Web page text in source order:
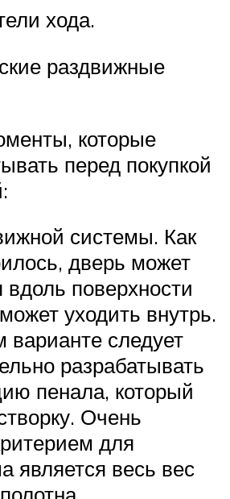
хода.
раздвижные
которые
перед покупкой
системы. Как
дверь может
вдоль поверхности
уходить внутрь.
варианте следует
разрабатывать
пенала, который
Очень
для
является весь вес